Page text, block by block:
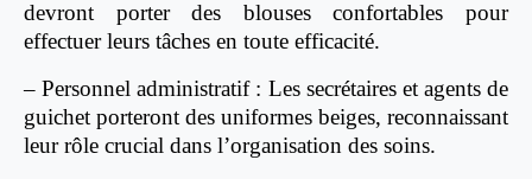
devront porter des blouses confortables pour
effectuer leurs tâches en toute efficacité.
– Personnel administratif : Les secrétaires et agents de
guichet porteront des uniformes beiges, reconnaissant
leur rôle crucial dans l’organisation des soins.